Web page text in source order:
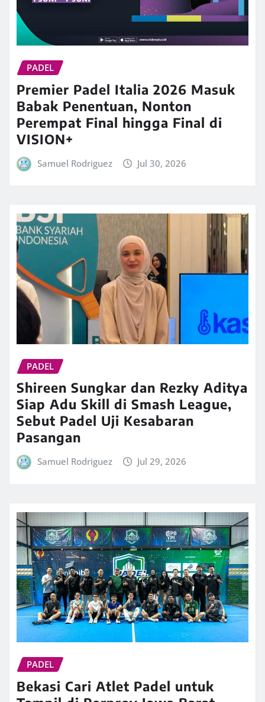
PADEL
Premier Padel Italia 2026 Masuk
Babak Penentuan, Nonton
Perempat Final hingga Final di
VISION+
Samuel Rodriguez Jul 30, 2026
PADEL
Shireen Sungkar dan Rezky Aditya
Siap Adu Skill di Smash League,
Sebut Padel Uji Kesabaran
Pasangan
Samuel Rodriguez Jul 29, 2026
PADEL
Bekasi Cari Atlet Padel untuk